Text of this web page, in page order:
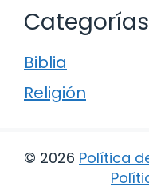
Categorías
Biblia
Religión
© 2026 Política